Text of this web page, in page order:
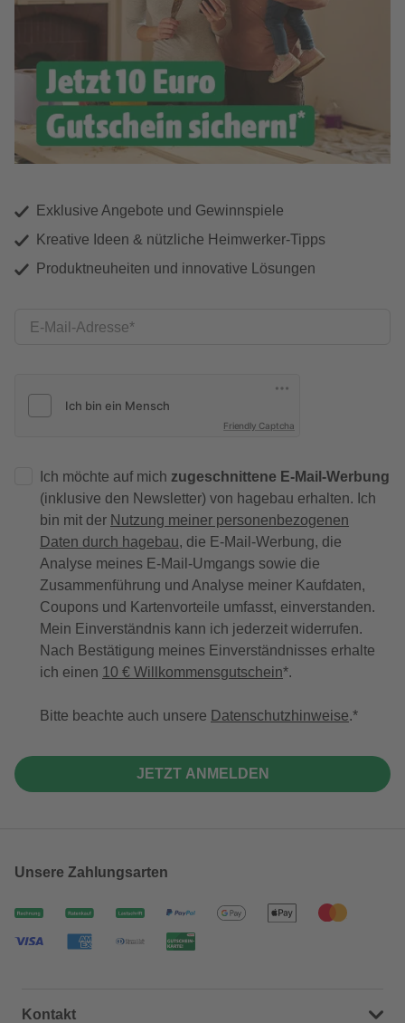
Exklusive Angebote und Gewinnspiele
Kreative Ideen & nützliche Heimwerker-Tipps
Produktneuheiten und innovative Lösungen
E-Mail-Adresse
Friendly Captcha
Ich möchte auf mich zugeschnittene E-Mail-Werbung
(inklusive den Newsletter) von hagebau erhalten. Ich
bin mit der Nutzung meiner personenbezogenen
Daten durch hagebau, die E-Mail-Werbung, die
Analyse meines E-Mail-Umgangs sowie die
Zusammenführung und Analyse meiner Kaufdaten,
Coupons und Kartenvorteile umfasst, einverstanden.
Mein Einverständnis kann ich jederzeit widerrufen.
Nach Bestätigung meines Einverständnisses erhalte
ich einen 10 € Willkommensgutschein*.
Bitte beachte auch unsere Datenschutzhinweise.
JETZT ANMELDEN
Unsere Zahlungsarten
Kontakt